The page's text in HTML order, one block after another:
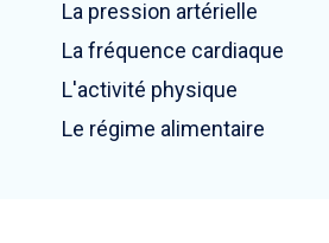
La pression artérielle
La fréquence cardiaque
L'activité physique
Le régime alimentaire